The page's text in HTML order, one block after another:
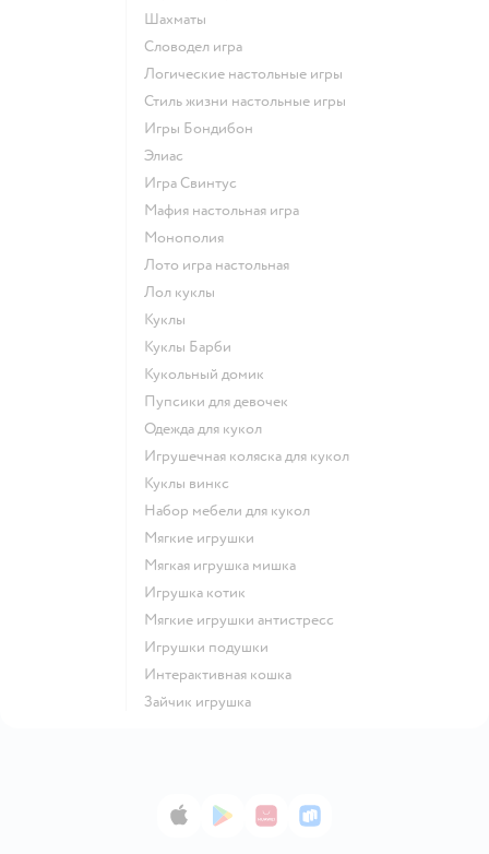
Шахматы
Словодел игра
Логические настольные игры
Стиль жизни настольные игры
Игры Бондибон
Элиас
Игра Свинтус
Мафия настольная игра
Монополия
Лото игра настольная
Лол куклы
Куклы
Куклы Барби
Кукольный домик
Пупсики для девочек
Одежда для кукол
Игрушечная коляска для кукол
Куклы винкс
Набор мебели для кукол
Мягкие игрушки
Мягкая игрушка мишка
Игрушка котик
Мягкие игрушки антистресс
Игрушки подушки
Интерактивная кошка
Зайчик игрушка
App StoreGoogle Play
AppGallery
RuStore